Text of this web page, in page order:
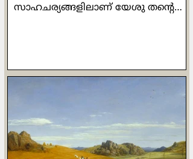
സാഹചര്യങ്ങളിലാണ് യേശു തൻ്റെ
മകളുടെ മുറിയിലേക്ക്
കയറുമ്പോഴാണ് ആദ്യം യേശു
എന്നീ മൂന്ന് ശിഷ്യരെ മാത്രം
തന്നോടൊപ്പം അകത്ത്
കൊണ്ടുപോകുന്നത്. അവിടെ അവർ